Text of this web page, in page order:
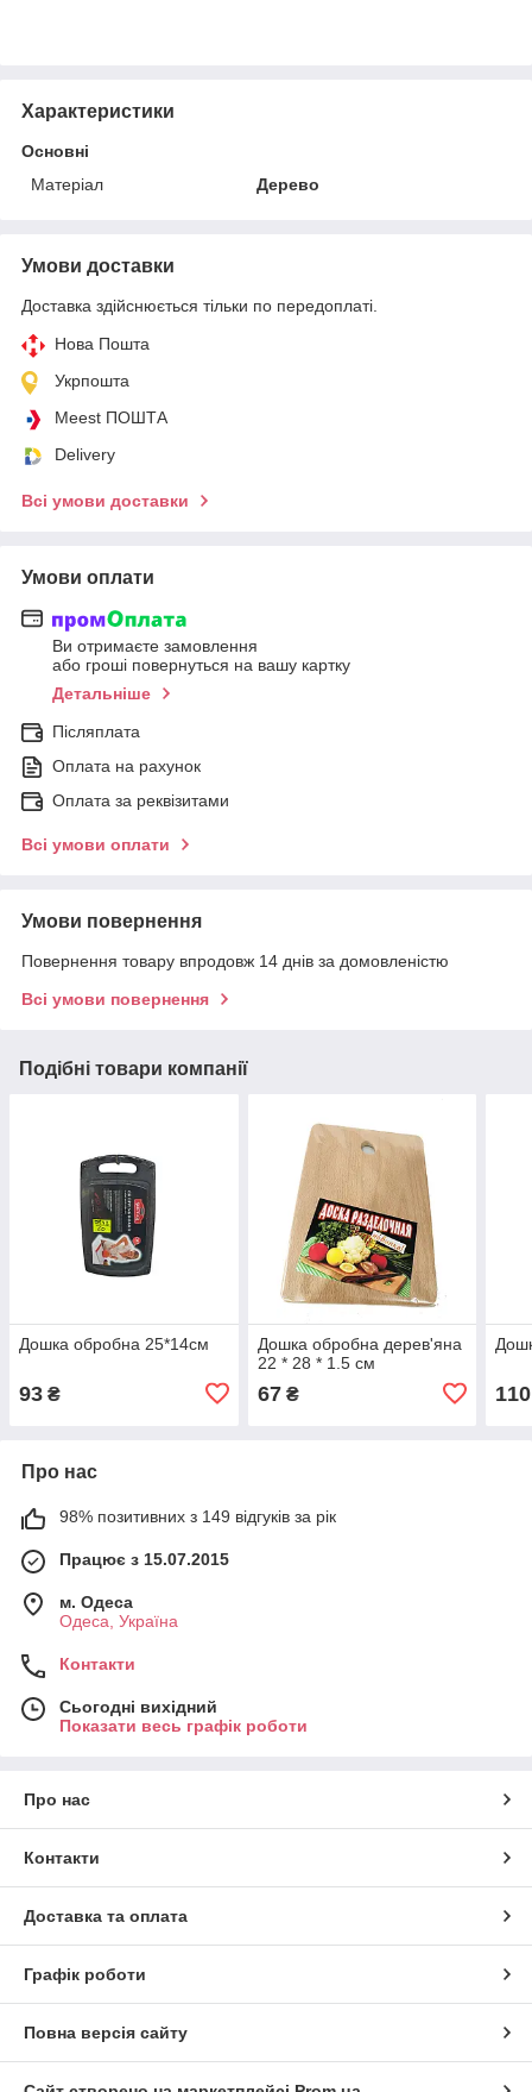
Характеристики
Основні
Матеріал
Дерево
Умови доставки
Доставка здійснюється тільки по передоплаті.
Нова Пошта
Укрпошта
Meest ПОШТА
Delivery
Всі умови доставки
Умови оплати
Ви отримаєте замовлення
або гроші повернуться на вашу картку
Детальніше
Післяплата
Оплата на рахунок
Оплата за реквізитами
Всі умови оплати
Умови повернення
Повернення товару впродовж 14 днів за домовленістю
Всі умови повернення
Подібні товари компанії
Дошка обробна 25*14см
93 ₴
Дошка обробна дерев'яна
22 * 28 * 1.5 см
67₴ 110
Про нас
98% позитивних з 149 відгуків за рік
Працює з 15.07.2015
м. Одеса
Одеса, Україна
Контакти
Сьогодні вихідний
Показати весь графік роботи
Про нас
Контакти
Доставка та оплата
Графік роботи
Повна версія сайту